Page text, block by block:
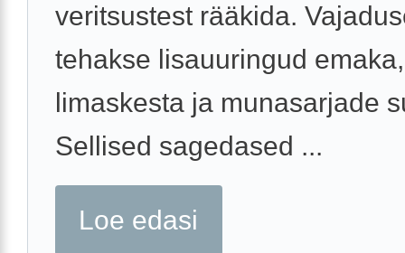
veritsustest rääkida.
tehakse lisauuringud
limaskesta ja munasarjade
Sellised sagedased ...
Loe edasi